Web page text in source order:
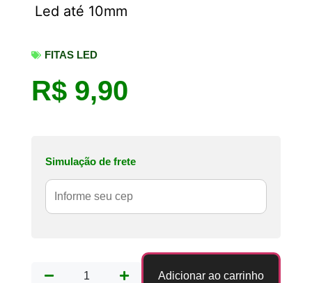
Led até 10mm
FITAS LED
R$ 9,90
Simulação de frete
Adicionar ao carrinho